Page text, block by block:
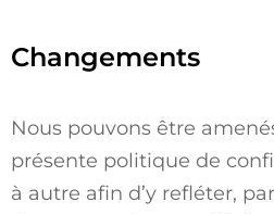
Changements
Nous pouvons être
présente politique de
à autre afin d’y refléter,